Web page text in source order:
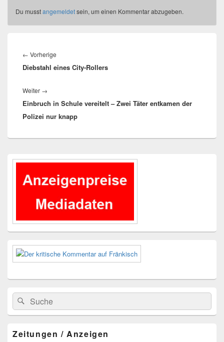
Du musstangemeldetsein, um einen Kommentar abzugeben.
← Vorherige
Beitrag:
Diebstahl eines City-Rollers
Weiter →
Beitrag:
Einbruch in Schule vereitelt – Zwei Täter entkamen der
Polizei nur knapp
Primärer
Widgetbereich
Suchen
nach:
Suchen
Zeitungen / Anzeigen